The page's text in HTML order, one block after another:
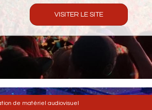
VISITER LE SITE
de matériel audiovisuel